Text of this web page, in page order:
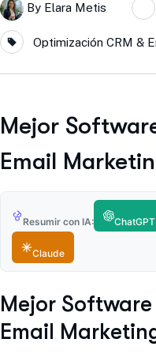
By Elara Metis
Optimización CRM &
Mejor
Email
Resumir con IA: ChatGPT
Claude
Mejor
Email